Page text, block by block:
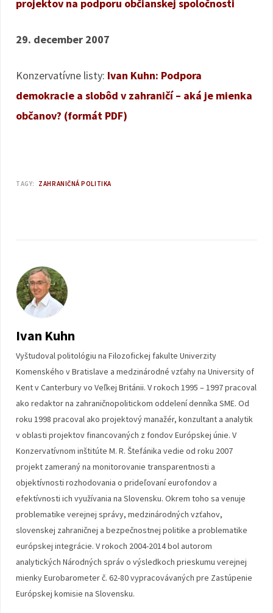
projektov na podporu občianskej spoločnosti
29. december 2007
Konzervatívne listy: Ivan Kuhn: Podpora
demokracie a slobôd v zahraničí – aká je mienka
občanov? (formát PDF)
TAGY: ZAHRANIČNÁ POLITIKA
Ivan Kuhn
Vyštudoval politológiu na Filozofickej fakulte Univerzity
Komenského v Bratislave a medzinárodné vzťahy na University of
Kent v Canterbury vo Veľkej Británii. V rokoch 1995 – 1997 pracoval
ako redaktor na zahraničnopolitickom oddelení denníka SME. Od
roku 1998 pracoval ako projektový manažér, konzultant a analytik
v oblasti projektov financovaných z fondov Európskej únie. V
Konzervatívnom inštitúte M. R. Štefánika vedie od roku 2007
projekt zameraný na monitorovanie transparentnosti a
objektívnosti rozhodovania o prideľovaní eurofondov a
efektívnosti ich využívania na Slovensku. Okrem toho sa venuje
problematike verejnej správy, medzinárodných vzťahov,
slovenskej zahraničnej a bezpečnostnej politike a problematike
európskej integrácie. V rokoch 2004-2014 bol autorom
analytických Národných správ o výsledkoch prieskumu verejnej
mienky Eurobarometer č. 62-80 vypracovávaných pre Zastúpenie
Európskej komisie na Slovensku.